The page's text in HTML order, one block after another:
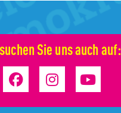
Sie uns auch auf: